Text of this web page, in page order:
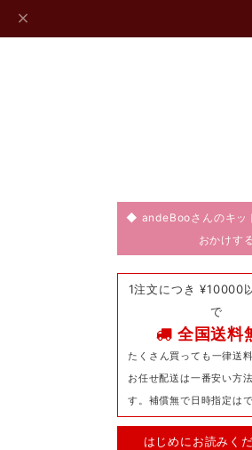
◆ andeBooさんのキッ
おかけす
1注文につき ¥10000
で
全国送料
たくさん買っても一律送
お任せ配送は一番安い方
す。補償無で日時指定はで
はじめにお読みくだ